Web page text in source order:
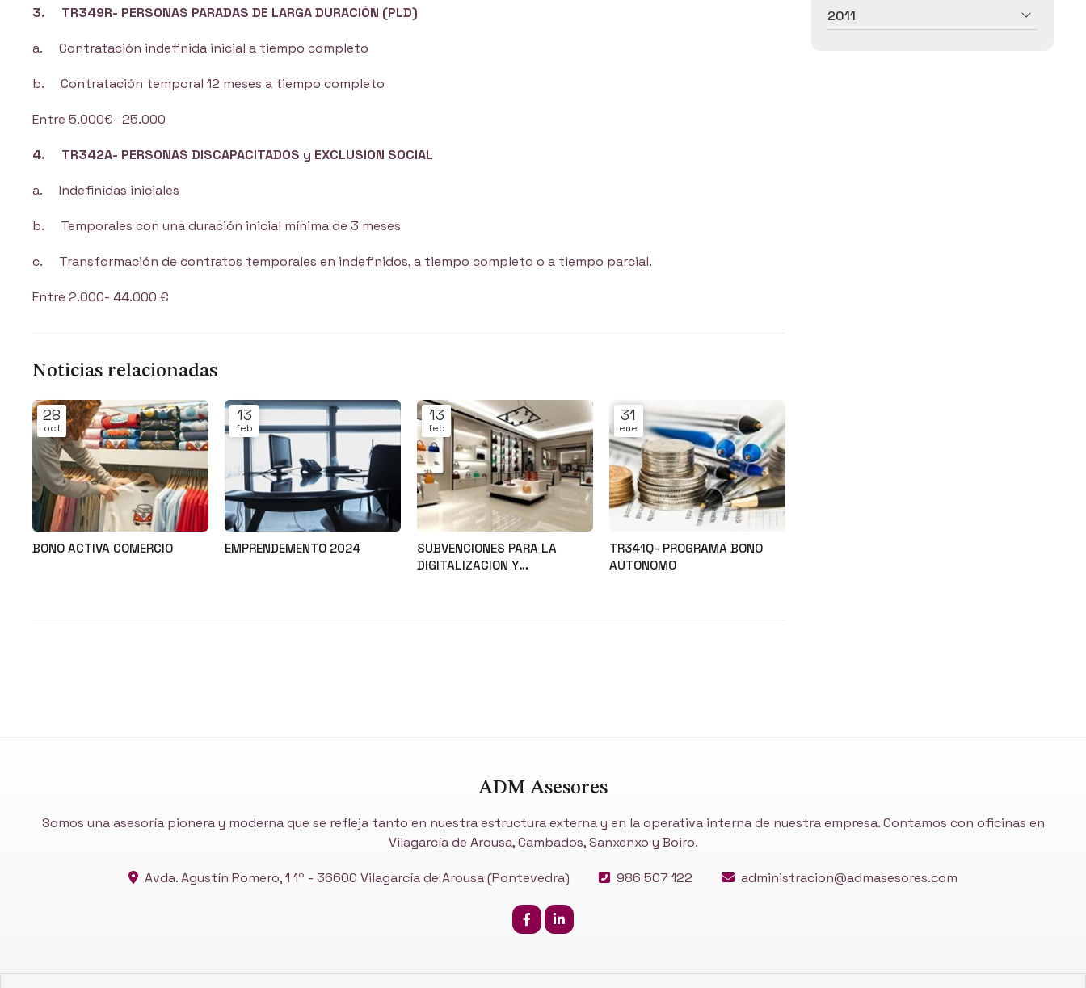
3. TR349R- PERSONAS PARADAS DE LARGA DURACIÓN (PLD)
a. Contratación indefinida inicial a tiempo completo
b. Contratación temporal 12 meses a tiempo completo
Entre 5.000€- 25.000
4. TR342A- PERSONAS DISCAPACITADOS y EXCLUSION SOCIAL
a. Indefinidas iniciales
b. Temporales con una duración inicial mínima de 3 meses
c. Transformación de contratos temporales en indefinidos, a tiempo completo o a tiempo parcial.
Entre 2.000- 44.000 €
Noticias relacionadas
28
oct
BONO ACTIVA COMERCIO
13
feb
EMPRENDEMENTO 2024
13
feb
SUBVENCIONES PARA LA
DIGITALIZACION Y
31
ene
TR341Q- PROGRAMA BONO
AUTONOMO
2011
ADM Asesores
Somos una asesoría pionera y moderna que se refleja tanto en nuestra estructura externa y en la operativa interna de nuestra empresa. Contamos con oficinas en
Vilagarcía de Arousa, Cambados, Sanxenxo y Boiro.
Avda. Agustín Romero, 1 1º - 36600 Vilagarcía de Arousa(Pontevedra) 986 507 122 administracion@admasesores.com